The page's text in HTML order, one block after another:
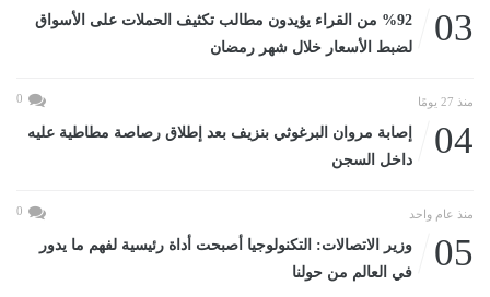
03
%92 من القراء يؤيدون مطالب تكثيف الحملات على الأسواق
لضبط الأسعار خلال شهر رمضان
منذ 27 يومًا 0
04
إصابة مروان البرغوثي بنزيف بعد إطلاق رصاصة مطاطية عليه
داخل السجن
منذ عام واحد 0
05
وزير الاتصالات: التكنولوجيا أصبحت أداة رئيسية لفهم ما يدور
في العالم من حولنا